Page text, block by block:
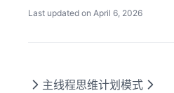
Last updated on April 6, 2026
主线程思维计划模式